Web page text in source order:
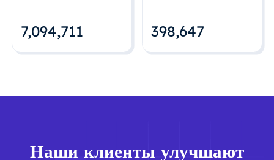
7,094,712 398,648
Наши клиенты улучшают